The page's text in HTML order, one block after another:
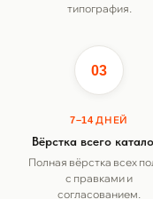
типография.
03
7–14 ДНЕЙ
Вёрстка всего
Полная вёрстка всех
с правками и
согласованием.